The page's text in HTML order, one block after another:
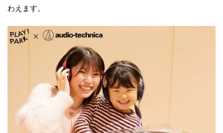
わえます。